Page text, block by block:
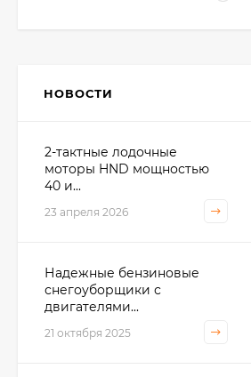
НОВОСТИ
2-тактные лодочные
моторы HND мощностью
40 и...
23 апреля 2026
Надежные бензиновые
снегоуборщики с
двигателями...
21 октября 2025